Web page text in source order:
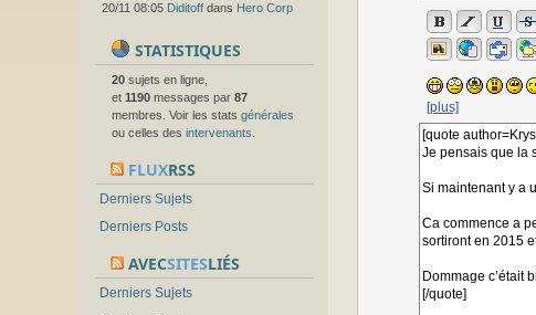
20/11 08:05 Diditoff dans Hero Corp
STATISTIQUES
20 sujets en ligne,
et 1190 messages par 87
membres. Voir les stats générales
ou celles des intervenants
FLUXRSS
Derniers Sujets
Derniers Posts
AVECSITESLIÉS
Derniers Sujets
[plus]